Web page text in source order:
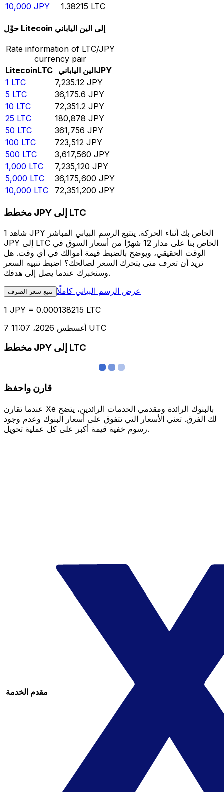
10,000 JPY 1.38215 LTC
حوِّل Litecoin إلى الين الياباني
Rate information of LTC/JPY
currency pair
LitecoinLTC الين اليابانيJPY
1 LTC 7,235.12 JPY
5 LTC 36,175.6 JPY
10 LTC 72,351.2 JPY
25 LTC 180,878 JPY
50 LTC 361,756 JPY
100 LTC 723,512 JPY
500 LTC 3,617,560 JPY
1,000 LTC 7,235,120 JPY
5,000 LTC 36,175,600 JPY
10,000 LTC 72,351,200 JPY
مخطط JPY إلى LTC
شاهد 1 JPY الخاص بك أثناء الحركة. يتتبع الرسم البياني المباشر
JPY إلى LTC الخاص بنا على مدار 12 شهرًا من أسعار السوق في
الوقت الحقيقي، ويوضح بالضبط قيمة أموالك في أي وقت. هل
تريد أن تعرف متى يتحرك السعر لصالحك؟ اضبط تنبيه السعر
وسنخبرك عندما يصل إلى هدفك.
تتبع سعر الصرف عرض الرسم البياني كاملًا
1 JPY = 0.000138215 LTC
7 أغسطس 2026، 11:07 UTC
مخطط JPY إلى LTC
قارن واحفظ
عندما تقارن Xe بالبنوك الرائدة ومقدمي الخدمات الرائدين، يتضح
لك الفرق. تعني الأسعار التي تتفوق على أسعار البنوك وعدم وجود
رسوم خفية قيمة أكبر على كل عملية تحويل.
مقدم الخدمة